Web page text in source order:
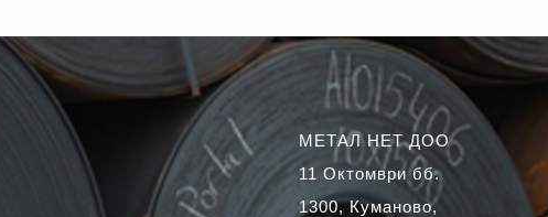
МЕТАЛ НЕТ ДОО
11 Октомври бб.
1300, Куманово,